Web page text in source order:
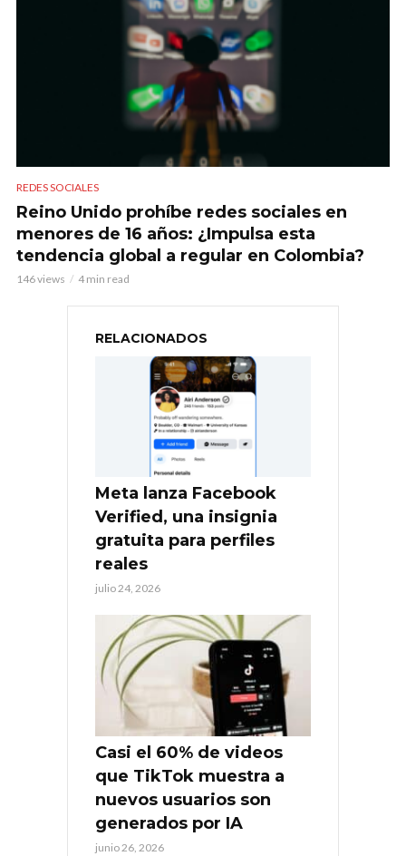
REDES SOCIALES
Reino Unido prohíbe redes sociales en
menores de 16 años: ¿Impulsa esta
tendencia global a regular en Colombia?
146 views 4 min read
RELACIONADOS
Meta lanza Facebook
Verified, una insignia
gratuita para perfiles
reales
julio 24, 2026
Casi el 60% de videos
que TikTok muestra a
nuevos usuarios son
generados por IA
junio 26, 2026